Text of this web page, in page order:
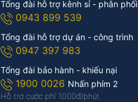
Tổng đài hỗ trợ kênh sỉ - phân phối
0943 899 539
Tổng đài hỗ trợ dự án - công trình
0947 397 983
Tổng đài bảo hành - khiếu nại
1900 0026 Nhấn phím 2
Hỗ trợ cước phí 1.000đ/phút